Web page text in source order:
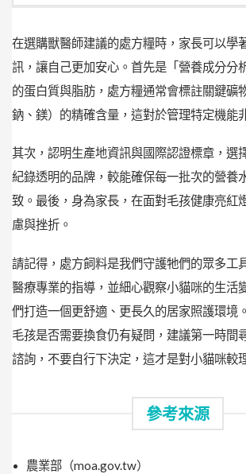
在選購獸醫師建議的處方糧時，家長可以學
訊，讓自己更加安心。首先是「營養成分分
的蛋白質與脂肪，處方糧通常會標註關鍵礦
鈉、鎂）的精確含量，這對於管理特定機能
其次，認明生產地資訊與國際認證標章，選
紀錄透明的品牌，較能確保每一批次的營養
致。最後，身為家長，在面對毛孩健康亮紅
慮與挫折。
請記得，處方飼料是我們守護牠們的眾多工
醫療專業的指導，並細心觀察小貓咪的生活
們打造一個更舒適、更長久的居家照護環境
毛孩是否需要換食仍有疑問，建議第一時間
諮詢，不要自行下決定，這才是對小貓咪較
參考來源
農業部（moa.gov.tw）